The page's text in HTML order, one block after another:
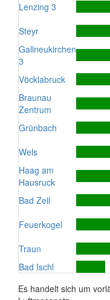
Lenzing 3
Steyr
Gallneukirchen
3
Vöcklabruck
Braunau
Zentrum
Grünbach
Wels
Haag am
Hausruck
Bad Zell
Feuerkogel
Traun
Bad Ischl
Es handelt sich um